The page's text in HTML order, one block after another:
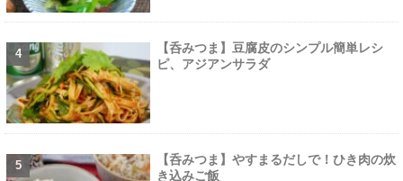
【呑みつま】豆腐皮のシンプル簡単レシ
ピ、アジアンサラダ
【呑みつま】やすまるだしで！ひき肉の炊
き込みご飯